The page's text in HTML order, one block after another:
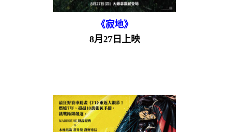
《寂地》
8月27日上映